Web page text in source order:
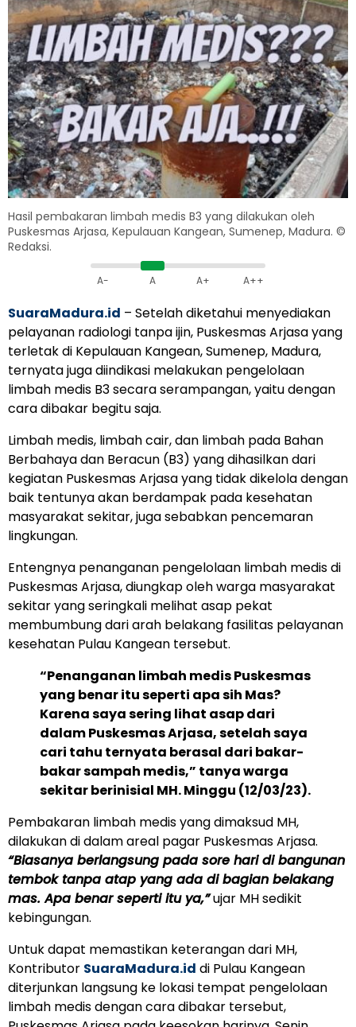
Hasil pembakaran limbah medis B3 yang dilakukan oleh
Puskesmas Arjasa, Kepulauan Kangean, Sumenep, Madura. ©
Redaksi.
A- A A+ A++
SuaraMadura.id – Setelah diketahui menyediakan
pelayanan radiologi tanpa ijin, Puskesmas Arjasa yang
terletak di Kepulauan Kangean, Sumenep, Madura,
ternyata juga diindikasi melakukan pengelolaan
limbah medis B3 secara serampangan, yaitu dengan
cara dibakar begitu saja.
Limbah medis, limbah cair, dan limbah pada Bahan
Berbahaya dan Beracun (B3) yang dihasilkan dari
kegiatan Puskesmas Arjasa yang tidak dikelola dengan
baik tentunya akan berdampak pada kesehatan
masyarakat sekitar, juga sebabkan pencemaran
lingkungan.
Entengnya penanganan pengelolaan limbah medis di
Puskesmas Arjasa, diungkap oleh warga masyarakat
sekitar yang seringkali melihat asap pekat
membumbung dari arah belakang fasilitas pelayanan
kesehatan Pulau Kangean tersebut.
“Penanganan limbah medis Puskesmas
yang benar itu seperti apa sih Mas?
Karena saya sering lihat asap dari
dalam Puskesmas Arjasa, setelah saya
cari tahu ternyata berasal dari bakar-
bakar sampah medis,” tanya warga
sekitar berinisial MH. Minggu (12/03/23).
Pembakaran limbah medis yang dimaksud MH,
dilakukan di dalam areal pagar Puskesmas Arjasa.
“Biasanya berlangsung pada sore hari di bangunan
tembok tanpa atap yang ada di bagian belakang
mas. Apa benar seperti itu ya,”ujar MH sedikit
kebingungan.
Untuk dapat memastikan keterangan dari MH,
Kontributor SuaraMadura.id di Pulau Kangean
diterjunkan langsung ke lokasi tempat pengelolaan
limbah medis dengan cara dibakar tersebut,